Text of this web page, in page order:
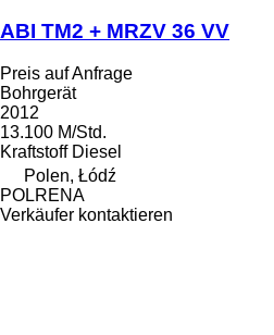
ABI TM2 + MRZV 36 VV
Preis auf Anfrage
Bohrgerät
2012
13.100 M/Std.
Kraftstoff Diesel
Polen, Łódź
POLRENA
Verkäufer kontaktieren